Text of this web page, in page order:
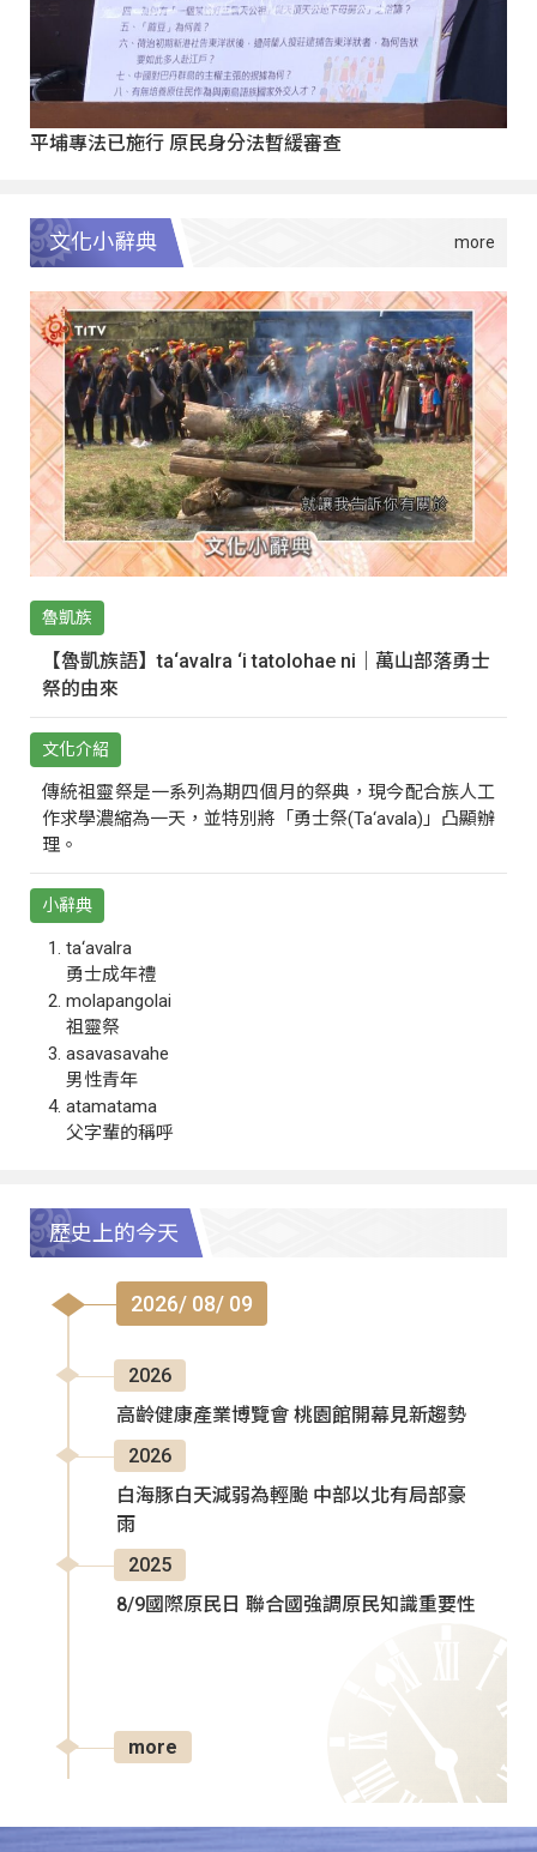
平埔專法已施行 原民身分法暫緩審查
文化小辭典
魯凱族
【魯凱族語】ta‘avalra ‘i tatolohae ni｜萬山部落勇士
祭的由來
文化介紹
傳統祖靈祭是一系列為期四個月的祭典，現今配合族人工
作求學濃縮為一天，並特別將「勇士祭(Ta‘avala)」凸顯辦
理。
小辭典
ta‘avalra
勇士成年禮
molapangolai
祖靈祭
asavasavahe
男性青年
atamatama
父字輩的稱呼
歷史上的今天
2026/ 08/ 09
2026
高齡健康產業博覽會 桃園館開幕見新趨勢
2026
白海豚白天減弱為輕颱 中部以北有局部豪
雨
2025
8/9國際原民日 聯合國強調原民知識重要性
more